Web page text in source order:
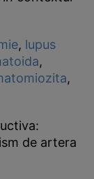
, lupus
,
,
de artera